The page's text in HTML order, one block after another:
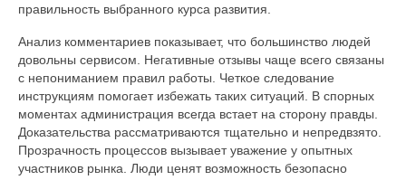
правильность выбранного курса развития.
Анализ комментариев показывает, что большинство людей
довольны сервисом. Негативные отзывы чаще всего связаны
с непониманием правил работы. Четкое следование
инструкциям помогает избежать таких ситуаций. В спорных
моментах администрация всегда встает на сторону правды.
Доказательства рассматриваются тщательно и непредвзято.
Прозрачность процессов вызывает уважение у опытных
участников рынка. Люди ценят возможность безопасно